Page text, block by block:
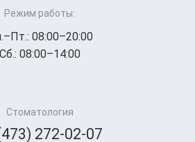
Режим работы:
08:00–20:00
Сб.: 08:00–14:00
Стоматология
272-02-07